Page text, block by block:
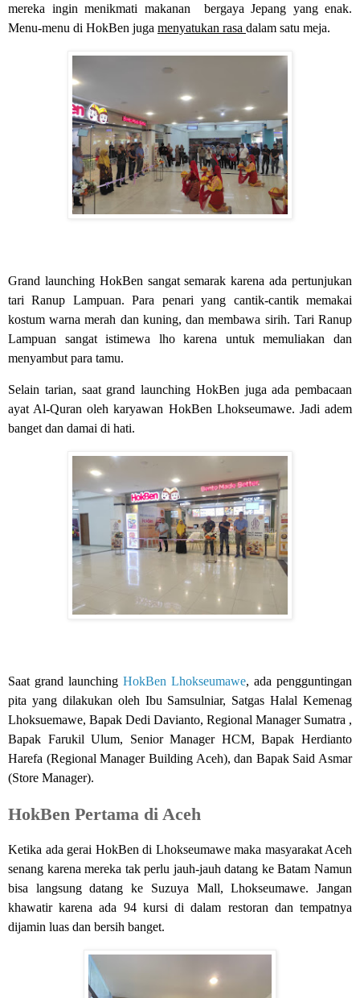
mereka ingin menikmati makanan
bergaya Jepang yang enak.
Menu-menu di HokBen juga menyatukan rasa dalam satu meja.
Grand launching HokBen sangat semarak karena ada pertunjukan
tari Ranup Lampuan. Para penari yang cantik-cantik memakai
kostum warna merah dan kuning, dan membawa sirih. Tari Ranup
Lampuan sangat istimewa lho karena untuk memuliakan dan
menyambut para tamu.
Selain tarian, saat grand launching HokBen juga ada pembacaan
ayat Al-Quran oleh karyawan HokBen Lhokseumawe. Jadi adem
banget dan damai di hati.
Saat grand launching HokBen Lhokseumawe, ada pengguntingan
pita yang dilakukan oleh Ibu Samsulniar, Satgas Halal Kemenag
Lhoksuemawe, Bapak Dedi Davianto, Regional Manager Sumatra ,
Bapak Farukil Ulum, Senior Manager HCM, Bapak Herdianto
Harefa (Regional Manager Building Aceh), dan Bapak Said Asmar
(Store Manager).
HokBen Pertama di Aceh
Ketika ada gerai HokBen di Lhokseumawe maka masyarakat Aceh
senang karena mereka tak perlu jauh-jauh datang ke Batam Namun
bisa langsung datang ke Suzuya Mall, Lhokseumawe. Jangan
khawatir karena ada 94 kursi di dalam restoran dan tempatnya
dijamin luas dan bersih banget.